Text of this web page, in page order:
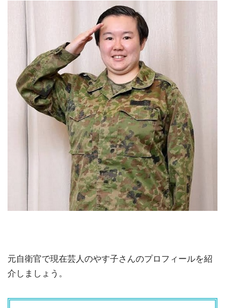
元自衛官で現在芸人のやす子さんのプロフィールを紹
介しましょう。